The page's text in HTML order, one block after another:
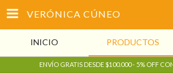
VERÓNICA CÚNEO
INICIO PRODUCTOS
ENVÍO GRATIS DESDE $100.000 - 5% OFF